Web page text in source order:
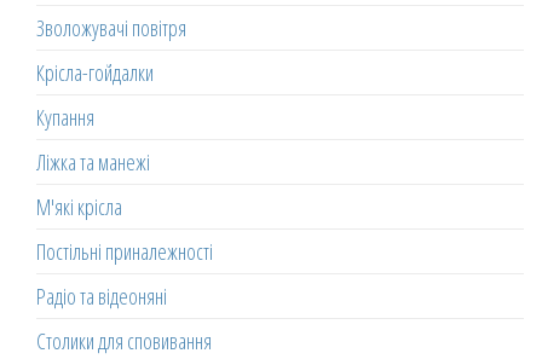
Зволожувачі повітря
Крісла-гойдалки
Купання
Ліжка та манежі
М'які крісла
Постільні приналежності
Радіо та відеоняні
Столики для сповивання